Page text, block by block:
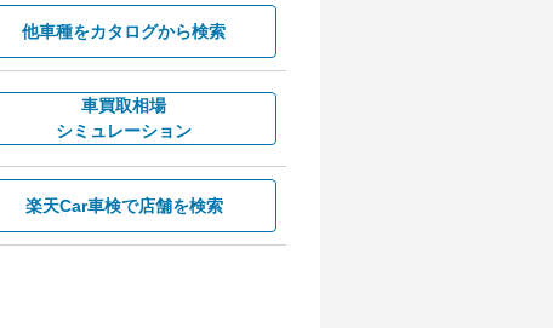
他車種をカタログから検索
車買取相場
シミュレーション
楽天Car車検で店舗を検索